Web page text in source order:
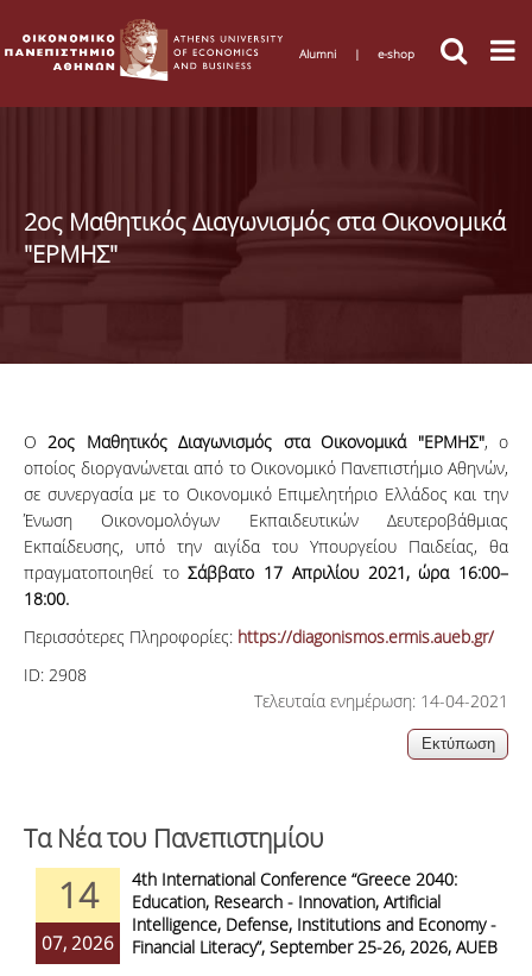
Alumni | e-shop
2ος Μαθητικός Διαγωνισμός στα Οικονομικά
"ΕΡΜΗΣ"
Ο2ος Μαθητικός Διαγωνισμός στα Οικονομικά "ΕΡΜΗΣ", ο
οποίος διοργανώνεται από το Οικονομικό Πανεπιστήμιο Αθηνών,
σε συνεργασία με το Οικονομικό Επιμελητήριο Ελλάδος και την
Ένωση Οικονομολόγων Εκπαιδευτικών Δευτεροβάθμιας
Εκπαίδευσης, υπό την αιγίδα του Υπουργείου Παιδείας, θα
πραγματοποιηθεί τοΣάββατο 17 Απριλίου 2021, ώρα 16:00–
18:00.
Περισσότερες Πληροφορίες: https://diagonismos.ermis.aueb.gr/
ID: 2908
Τελευταία ενημέρωση: 14-04-2021
Τα Νέα του Πανεπιστημίου
14
07, 2026
4th International Conference “Greece 2040:
Education, Research - Innovation, Artificial
Intelligence, Defense, Institutions and Economy -
Financial Literacy”, September 25-26, 2026, AUEB